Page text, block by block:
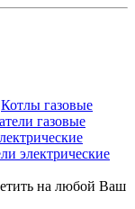
Котлы газовые
газовые
электрические
на любой Ваш